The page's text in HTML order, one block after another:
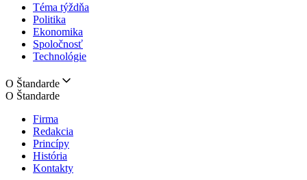
Téma týždňa
Politika
Ekonomika
Spoločnosť
Technológie
O Štandarde
O Štandarde
Firma
Redakcia
Princípy
História
Kontakty